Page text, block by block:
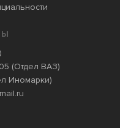
(Отдел ВАЗ)
Иномарки)